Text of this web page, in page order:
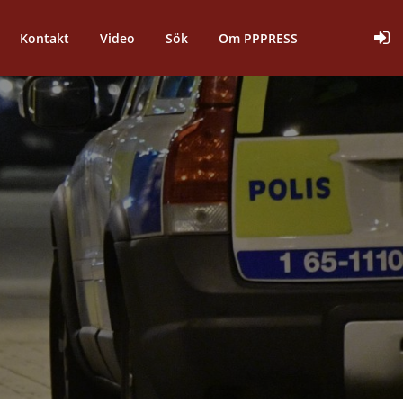
Kontakt Video Sök Om PPPRESS